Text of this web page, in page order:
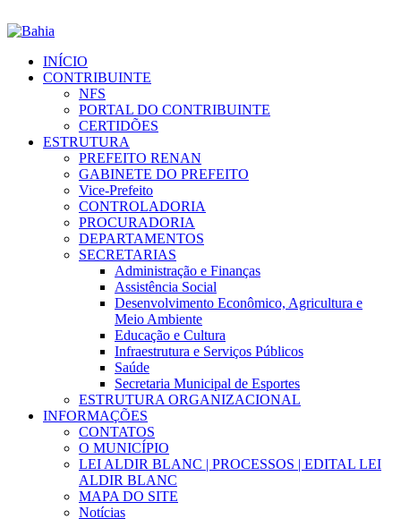
INÍCIO
CONTRIBUINTE
NFS
PORTAL DO CONTRIBUINTE
CERTIDÕES
ESTRUTURA
PREFEITO RENAN
GABINETE DO PREFEITO
Vice-Prefeito
CONTROLADORIA
PROCURADORIA
DEPARTAMENTOS
SECRETARIAS
Administração e Finanças
Assistência Social
Desenvolvimento Econômico, Agricultura e
Meio Ambiente
Educação e Cultura
Infraestrutura e Serviços Públicos
Saúde
Secretaria Municipal de Esportes
ESTRUTURA ORGANIZACIONAL
INFORMAÇÕES
CONTATOS
O MUNICÍPIO
LEI ALDIR BLANC | PROCESSOS | EDITAL LEI
ALDIR BLANC
MAPA DO SITE
Notícias